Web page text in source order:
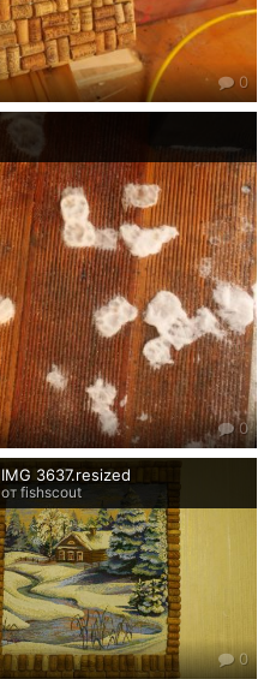
0
0
IMG 3637.resized
от fishscout
0